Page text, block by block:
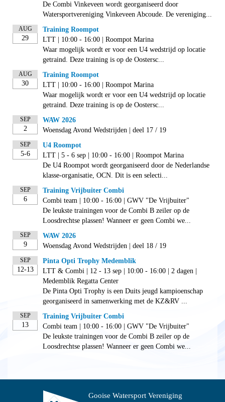
De Combi Vinkeveen wordt georganiseerd door
Watersportvereniging Vinkeveen Abcoude. De vereniging...
AUG
29
Training Roompot
LTT | 10:00 - 16:00 | Roompot Marina
Waar mogelijk wordt er voor een U4 wedstrijd op locatie
getraind. Deze training is op de Oostersc...
AUG
30
Training Roompot
LTT | 10:00 - 16:00 | Roompot Marina
Waar mogelijk wordt er voor een U4 wedstrijd op locatie
getraind. Deze training is op de Oostersc...
SEP
2
WAW 2026
Woensdag Avond Wedstrijden | deel 17 / 19
SEP
5-6
U4 Roompot
LTT | 5 - 6 sep | 10:00 - 16:00 | Roompot Marina
De U4 Roompot wordt georganiseerd door de Nederlandse
klasse-organisatie, OCN. Dit is een selecti...
SEP
6
Training Vrijbuiter Combi
Combi team | 10:00 - 16:00 | GWV "De Vrijbuiter"
De leukste trainingen voor de Combi B zeiler op de
Loosdrechtse plassen! Wanneer er geen Combi we...
SEP
9
WAW 2026
Woensdag Avond Wedstrijden | deel 18 / 19
SEP
12-13
Pinta Opti Trophy Medemblik
LTT & Combi | 12 - 13 sep | 10:00 - 16:00 | 2 dagen |
Medemblik Regatta Center
De Pinta Opti Trophy is een Duits jeugd kampioenschap
georganiseerd in samenwerking met de KZ&RV ...
SEP
13
Training Vrijbuiter Combi
Combi team | 10:00 - 16:00 | GWV "De Vrijbuiter"
De leukste trainingen voor de Combi B zeiler op de
Loosdrechtse plassen! Wanneer er geen Combi we...
Gooise Watersport Vereniging